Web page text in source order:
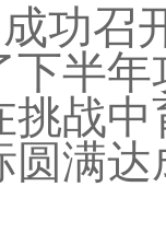
功召
下半
挑战
圆满